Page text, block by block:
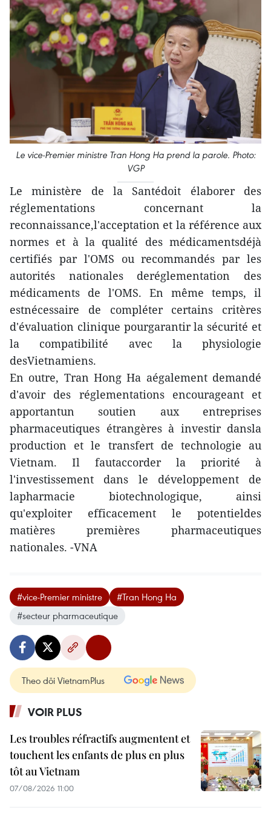
Le vice-Premier ministre Tran Hong Ha prend la parole. Photo:
VGP
Le ministère de la Santédoit élaborer des
réglementations concernant la
reconnaissance,l'acceptation et la référence aux
normes et à la qualité des médicamentsdéjà
certifiés par l'OMS ou recommandés par les
autorités nationales deréglementation des
médicaments de l'OMS. En même temps, il
estnécessaire de compléter certains critères
d'évaluation clinique pourgarantir la sécurité et
la compatibilité avec la physiologie
desVietnamiens.
En outre, Tran Hong Ha aégalement demandé
d'avoir des réglementations encourageant et
apportantun soutien aux entreprises
pharmaceutiques étrangères à investir dansla
production et le transfert de technologie au
Vietnam. Il fautaccorder la priorité à
l'investissement dans le développement de
lapharmacie biotechnologique, ainsi
qu'exploiter efficacement le potentieldes
matières premières pharmaceutiques
nationales. -VNA
#vice-Premier ministre
#Tran Hong Ha
#secteur pharmaceutique
Theo dõi VietnamPlus
VOIR PLUS
Les troubles réfractifs augmentent et
touchent les enfants de plus en plus
tôt au Vietnam
07/08/2026 11:00